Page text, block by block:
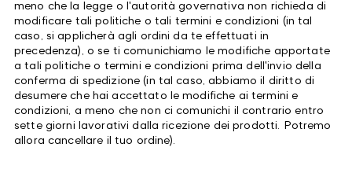
meno che la legge o l'autorità governativa non richieda di
modificare tali politiche o tali termini e condizioni (in tal
caso, si applicherà agli ordini da te effettuati in
precedenza), o se ti comunichiamo le modifiche apportate
a tali politiche o termini e condizioni prima dell'invio della
conferma di spedizione (in tal caso, abbiamo il diritto di
desumere che hai accettato le modifiche ai termini e
condizioni, a meno che non ci comunichi il contrario entro
sette giorni lavorativi dalla ricezione dei prodotti. Potremo
allora cancellare il tuo ordine).